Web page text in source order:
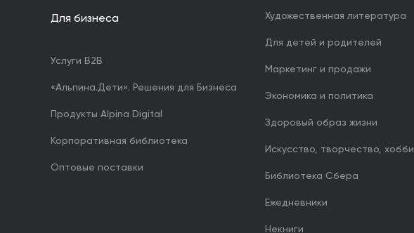
Для бизнеса
Услуги B2B
«Альпина.Дети». Решения для Бизнеса
Продукты Alpina Digital
Корпоративная библиотека
Оптовые поставки
Художественная литература
Для детей и родителей
Маркетинг и продажи
Экономика и политика
Здоровый образ жизни
Искусство, творчество, хобби
Библиотека Сбера
Ежедневники
Некниги